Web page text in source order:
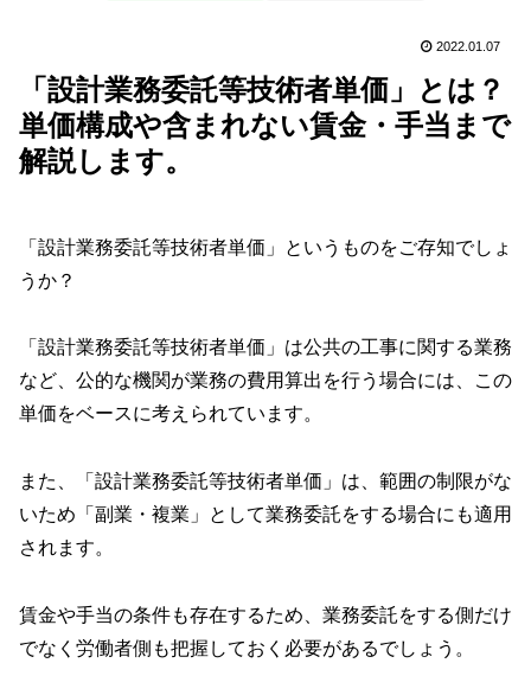
2022.01.07
「設計業務委託等技術者単価」とは？
単価構成や含まれない賃金・手当まで
解説します。
「設計業務委託等技術者単価」というものをご存知でしょ
うか？
「設計業務委託等技術者単価」は公共の工事に関する業務
など、公的な機関が業務の費用算出を行う場合には、この
単価をベースに考えられています。
また、「設計業務委託等技術者単価」は、範囲の制限がな
いため「副業・複業」として業務委託をする場合にも適用
されます。
賃金や手当の条件も存在するため、業務委託をする側だけ
でなく労働者側も把握しておく必要があるでしょう。